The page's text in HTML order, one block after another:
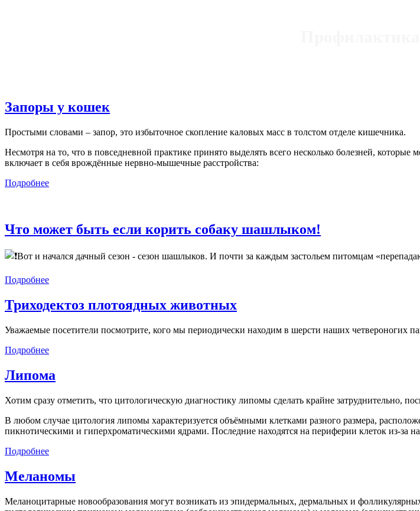
Запоры у кошек
Простыми словами – запор, это избыточное скопление каловых масс в толстом отделе кишечника.
Несмотря на то, что в повседневной практике принято выделять всего несколько болезней,
включает в себя врождённые нервно-мышечные расстройства:
Подробнее
Что может быть если корить собаку шашлыком!
Вот и начался дачный сезон - сезон шашлыков. И почти за каждым застольем питомцам
Подробнее
Триходектоз плотоядных животных
Уважаемые посетители посмотрите, кого мы периодически находим в шерсти наших четвероногих
Подробнее
Липома
Хотим сразу отметить, что цитологическую диагностику липомы сделать крайне затруднительно,
В любом случае цитология липомы характеризуется объёмными клетками разного размера,
пикнотическими и гиперхроматическими ядрами. Последние находятся на периферии клеток из-за
Подробнее
Меланомы
Меланоцитарные новообразования могут возникать из эпидермальных, дермальных и